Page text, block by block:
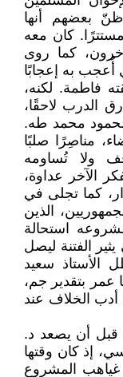
بعضهم أنها
كان معه
كما روى
به إعجابًا
فاطمة. لكنه،
الدرب لاحقًا،
محمود محمد طه.
مناصِرًا صلبًا
ولا تُساومه
الآخر عداوة،
كما تجلى في
الذين
استحالة
الفتنة ليصل
الأستاذ سعيد
عمر بتقدير جم،
الخلاف عند
قبل أن يصعد د.
إذ كان وقتها
غياهب المشروع